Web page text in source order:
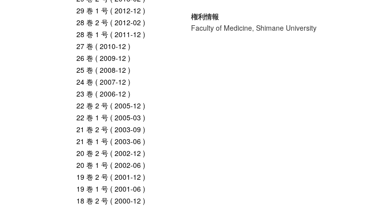
29 巻 1 号 ( 2012-12 )
28 巻 2 号 ( 2012-02 )
28 巻 1 号 ( 2011-12 )
27 巻 ( 2010-12 )
26 巻 ( 2009-12 )
25 巻 ( 2008-12 )
24 巻 ( 2007-12 )
23 巻 ( 2006-12 )
22 巻 2 号 ( 2005-12 )
22 巻 1 号 ( 2005-03 )
21 巻 2 号 ( 2003-09 )
21 巻 1 号 ( 2003-06 )
20 巻 2 号 ( 2002-12 )
20 巻 1 号 ( 2002-06 )
19 巻 2 号 ( 2001-12 )
19 巻 1 号 ( 2001-06 )
18 巻 2 号 ( 2000-12 )
権利情報
Faculty of Medicine, Shimane University